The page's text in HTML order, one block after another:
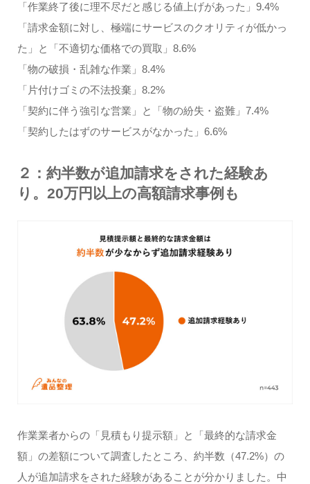
「作業終了後に理不尽だと感じる値上げがあった」9.4%
「請求金額に対し、極端にサービスのクオリティが低かっ
た」と「不適切な価格での買取」8.6%
「物の破損・乱雑な作業」8.4%
「片付けゴミの不法投棄」8.2%
「契約に伴う強引な営業」と「物の紛失・盗難」7.4%
「契約したはずのサービスがなかった」6.6%
２：約半数が追加請求をされた経験あ
り。20万円以上の高額請求事例も
作業業者からの「見積もり提示額」と「最終的な請求金
額」の差額について調査したところ、約半数（47.2%）の
人が追加請求をされた経験があることが分かりました。中